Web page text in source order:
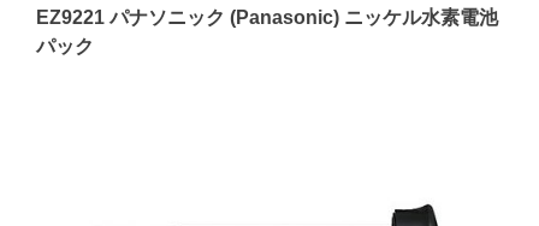
EZ9221 パナソニック (Panasonic) ニッケル水素電池
パック